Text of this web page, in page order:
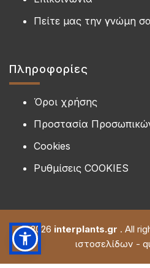
Πείτε μας την γνώμη
Πληροφορίες
Όροι χρήσης
Προστασία
Cookies
Ρυθμίσεις COOKIES
© 2026 interplants.gr . All
ιστοσελίδων -